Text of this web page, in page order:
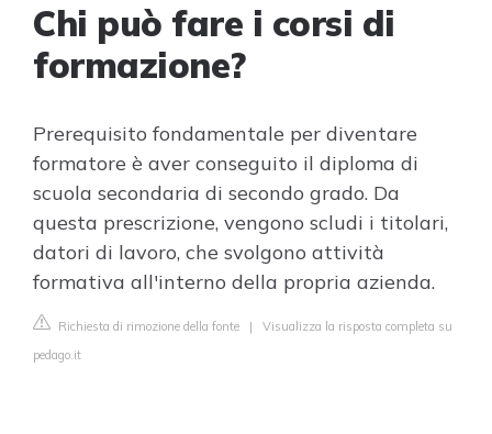
Chi può fare i corsi di
formazione?
Prerequisito fondamentale per diventare
formatore è aver conseguito il diploma di
scuola secondaria di secondo grado. Da
questa prescrizione, vengono scludi i titolari,
datori di lavoro, che svolgono attività
formativa all'interno della propria azienda.
Richiesta di rimozione della fonte | Visualizza la risposta completa su
pedago.it